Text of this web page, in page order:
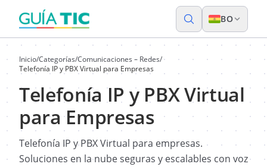
BO
Inicio/Categorías/Comunicaciones – Redes/
Telefonía IP y PBX Virtual para Empresas
Telefonía IP y PBX Virtual
para Empresas
Telefonía IP y PBX Virtual para empresas.
Soluciones en la nube seguras y escalables con voz